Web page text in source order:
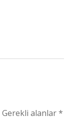
Gerekli alanlar*